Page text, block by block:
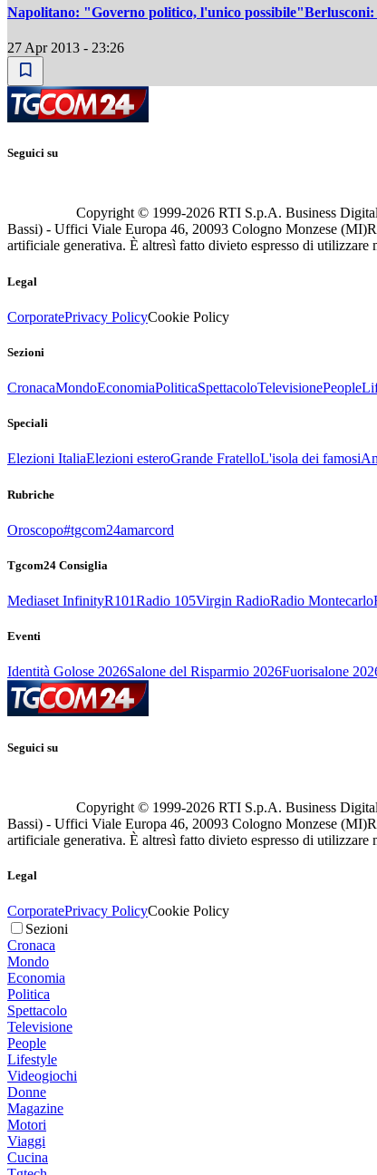
Napolitano: "Governo politico, l'unico
27 Apr 2013 - 23:26
Seguici su
Copyright © 1999-2026 RTI S.p.A. Business
Bassi) - Uffici Viale Europa 46, 20093 Cologno Monzese (MI)
artificiale generativa. È altresì fatto divieto espresso di utilizzare
Legal
CorporatePrivacy PolicyCookie Policy
Sezioni
CronacaMondoEconomiaPoliticaSpettacoloTelevisionePeople
Speciali
Elezioni ItaliaElezioni esteroGrande FratelloL'isola dei famosi
Rubriche
Oroscopo#tgcom24amarcord
Tgcom24 Consiglia
Mediaset InfinityR101Radio 105Virgin RadioRadio Montecarlo
Eventi
Identità Golose 2026Salone del Risparmio 2026Fuorisalone
Seguici su
Copyright © 1999-2026 RTI S.p.A. Business
Bassi) - Uffici Viale Europa 46, 20093 Cologno Monzese (MI)
artificiale generativa. È altresì fatto divieto espresso di utilizzare
Legal
CorporatePrivacy PolicyCookie Policy
Sezioni
Cronaca
Mondo
Economia
Politica
Spettacolo
Televisione
People
Lifestyle
Videogiochi
Donne
Magazine
Motori
Viaggi
Cucina